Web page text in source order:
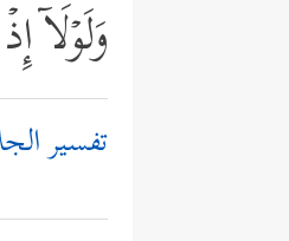
وَلَوۡلَاۤ
تفسير